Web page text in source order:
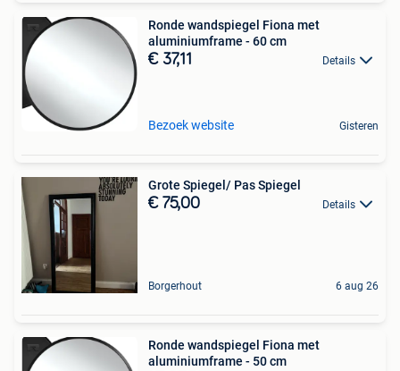
Ronde wandspiegel Fiona met
aluminiumframe - 60 cm
€ 37,11 Details
Bezoek website Gisteren
Grote Spiegel/ Pas Spiegel
€ 75,00 Details
Borgerhout 6 aug 26
Ronde wandspiegel Fiona met
aluminiumframe - 50 cm